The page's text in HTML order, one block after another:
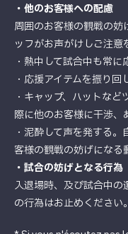
・他のお客様への配慮
周囲のお客様の観戦の妨
ッフがお声がけしご注意
・熱中して試合中も常に
・応援アイテムを振り回
・キャップ、ハットな
際に他のお客様に干渉、
・泥酔して声を発する
客様の観戦の妨げになる
・試合の妨げとなる行為
入退場時、及び試合中
の行為はお止めください。